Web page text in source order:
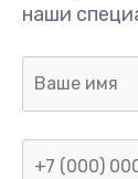
наши